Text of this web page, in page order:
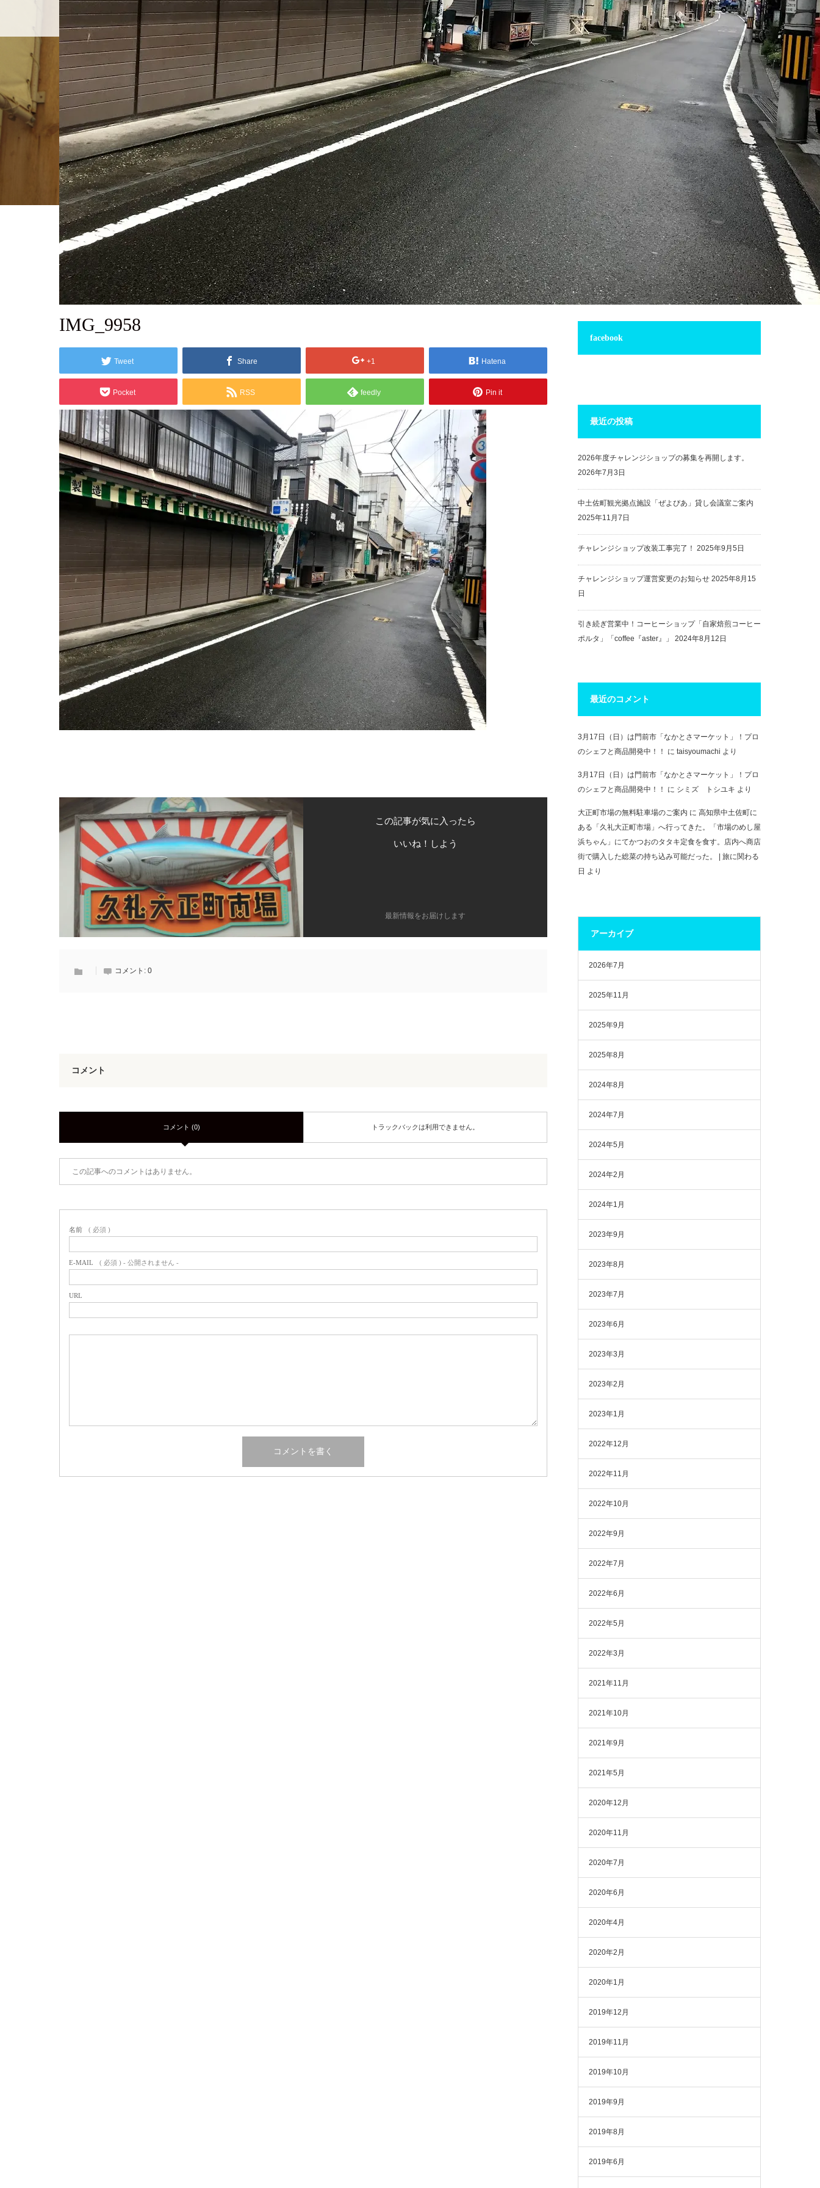
店舗紹介 アクセス・駐車場 カツオHANDBOOK お問い合わせ 久礼大正町市場とは
BLOG
ホーム
ブログ一覧
IMG_9958
2020.07.8
IMG_9958
Tweet Share +1 Hatena
Pocket RSS feedly Pin it
この記事が気に入ったら
いいね！しよう
最新情報をお届けします
コメント: 0
コメント
コメント (0) トラックバックは利用できません。
この記事へのコメントはありません。
名前 ( 必須 )
E-MAIL ( 必須 ) - 公開されません -
URL
facebook
最近の投稿
2026年度チャレンジショップの募集を再開します。
2026年7月3日
中土佐町観光拠点施設「ぜよぴあ」貸し会議室ご案内
2025年11月7日
チャレンジショップ改装工事完了！ 2025年9月5日
チャレンジショップ運営変更のお知らせ 2025年8月15
日
引き続ぎ営業中！コーヒーショップ「自家焙煎コーヒー
ポルタ」「coffee『aster』」
2024年8月12日
最近のコメント
3月17日（日）は門前市「なかとさマーケット」！プロ
のシェフと商品開発中！！
に taisyoumachi より
3月17日（日）は門前市「なかとさマーケット」！プロ
のシェフと商品開発中！！
に シミズ トシユキ より
大正町市場の無料駐車場のご案内 に 高知県中土佐町に
ある「久礼大正町市場」へ行ってきた。「市場のめし屋
浜ちゃん」にてかつおのタタキ定食を食す。店内へ商店
街で購入した総菜の持ち込み可能だった。 | 旅に関わる
日 より
アーカイブ
2026年7月
2025年11月
2025年9月
2025年8月
2024年8月
2024年7月
2024年5月
2024年2月
2024年1月
2023年9月
2023年8月
2023年7月
2023年6月
2023年3月
2023年2月
2023年1月
2022年12月
2022年11月
2022年10月
2022年9月
2022年7月
2022年6月
2022年5月
2022年3月
2021年11月
2021年10月
2021年9月
2021年5月
2020年12月
2020年11月
2020年7月
2020年6月
2020年4月
2020年2月
2020年1月
2019年12月
2019年11月
2019年10月
2019年9月
2019年8月
2019年6月